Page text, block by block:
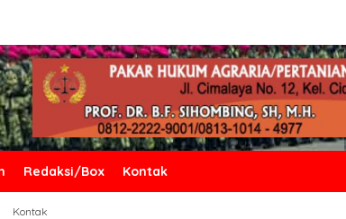
Redaksi/Box Kontak
Kontak